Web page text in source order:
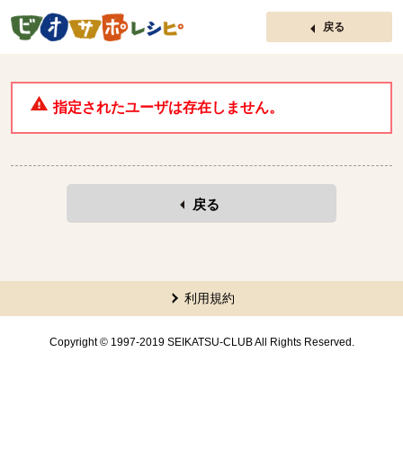
ページの先頭です。
戻る
指定されたユーザは存在しません。
戻る
ここから共通フッターメニューです。
利用規約
Copyright © 1997-2019 SEIKATSU-CLUB All Rights Reserved.